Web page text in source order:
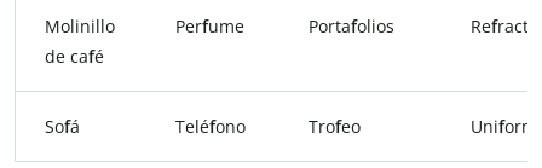
Molinillo
de café
Perfume Portafolios Ref
Sofá Teléfono Trofeo Unif